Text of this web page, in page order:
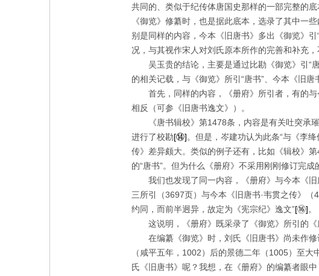
共同的、类似于纪传体唐国史那样的一部完整的
《御览》修纂时，也是据此底本，选录了其中一
别是同样的内容，今本《旧唐书》多出《御览》
况，与其视作宋人对刘氏原本所作的完善和补充
吴玉贵的结论，主要是通过比勘《御览》引“
的相关记载，与《御览》所引“唐书”、今本《旧
首先，同样的内容，《册府》所引者，有的
相反（可参《旧唐书逸文》）。
《唐书辑校》第1478条，内容是有关吐突承
进行了校勘[⑭]。但是，岑建功认为此条“与《李
传》差异颇大。类似的例子还有，比如《辑校》第
的“唐书”。但为什么《册府》不采用刚刚修订完
我们也发现了同一内容，《册府》与今本《
三所引（3697页）与今本《旧唐书·韦贯之传》（
约同，而前半迥异，故定为《宪宗纪》逸文”[⑯]。
这说明，《册府》既采录了《御览》所引的
在编纂《御览》时，刘氏《旧唐书》尚未作
（咸平五年， 1002）后的景德二年（1005）至大
氏《旧唐书》呢？我想，在《册府》的编纂者眼